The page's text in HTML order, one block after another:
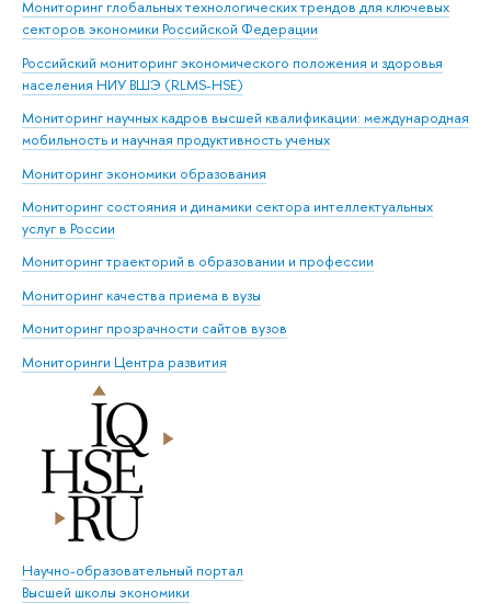
Мониторинг глобальных технологических трендов для ключевых
секторов экономики Российской Федерации
Российский мониторинг экономического положения и здоровья
населения НИУ ВШЭ (RLMS-HSE)
Мониторинг научных кадров высшей квалификации: международная
мобильность и научная продуктивность ученых
Мониторинг экономики образования
Мониторинг состояния и динамики сектора интеллектуальных
услуг в России
Мониторинг траекторий в образовании и профессии
Мониторинг качества приема в вузы
Мониторинг прозрачности сайтов вузов
Мониторинги Центра развития
Научно-образовательный портал
Высшей школы экономики